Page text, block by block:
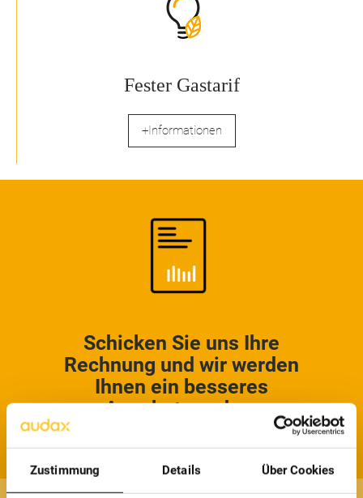
Zustimmung Details Über Cookies
Fester Gastarif
+Informationen
Schicken Sie uns Ihre
Rechnung und wir werden
Ihnen ein besseres
Angebot machen
Senden